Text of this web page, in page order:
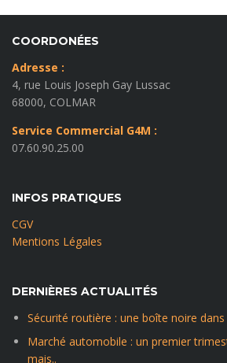
COORDONÉES
Adresse :
4, rue Louis Joseph Gay Lussac
68000, COLMAR
Service Commercial G4M :
07.60.90.25.00
INFOS PRATIQUES
CGV
Mentions Légales
DERNIÈRES ACTUALITÉS
Sécurité routière : une boîte noire
Marché automobile : un premier
mais..